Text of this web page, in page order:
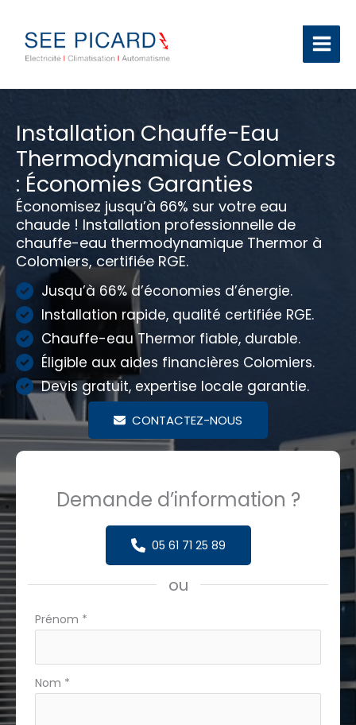
contenu
Installation Chauffe-Eau
Thermodynamique Colomiers
: Économies Garanties
Économisez jusqu’à 66% sur votre eau
chaude ! Installation professionnelle de
chauffe-eau thermodynamique Thermor à
Colomiers, certifiée RGE.
Jusqu’à 66% d’économies d’énergie.
Installation rapide, qualité certifiée RGE.
Chauffe-eau Thermor fiable, durable.
Éligible aux aides financières Colomiers.
Devis gratuit, expertise locale garantie.
CONTACTEZ-NOUS
Demande d’information ?
05 61 71 25 89
ou
Formulaire
téléphone
Prénom *
Nom *